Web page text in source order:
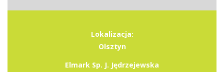
Lokalizacja:
Olsztyn
Elmark Sp. J. Jędrzejewska